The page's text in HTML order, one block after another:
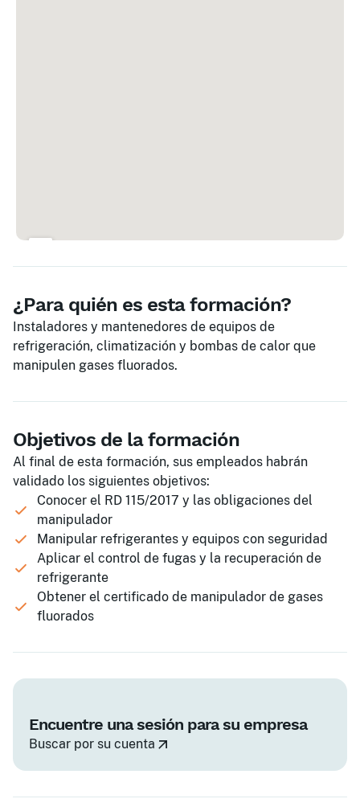
¿Para quién es esta formación?
Instaladores y mantenedores de equipos de
refrigeración, climatización y bombas de calor que
manipulen gases fluorados.
Objetivos de la formación
Al final de esta formación, sus empleados habrán
validado los siguientes objetivos:
Conocer el RD 115/2017 y las obligaciones del
manipulador
Manipular refrigerantes y equipos con seguridad
Aplicar el control de fugas y la recuperación de
refrigerante
Obtener el certificado de manipulador de gases
fluorados
Encuentre una sesión para su empresa
Buscar por su cuenta